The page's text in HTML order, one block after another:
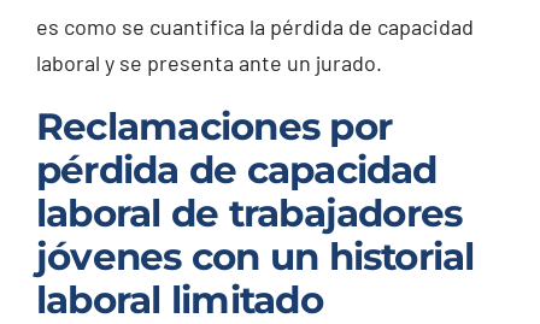
es como se cuantifica la pérdida de capacidad
laboral y se presenta ante un jurado.
Reclamaciones por
pérdida de capacidad
laboral de trabajadores
jóvenes con un historial
laboral limitado